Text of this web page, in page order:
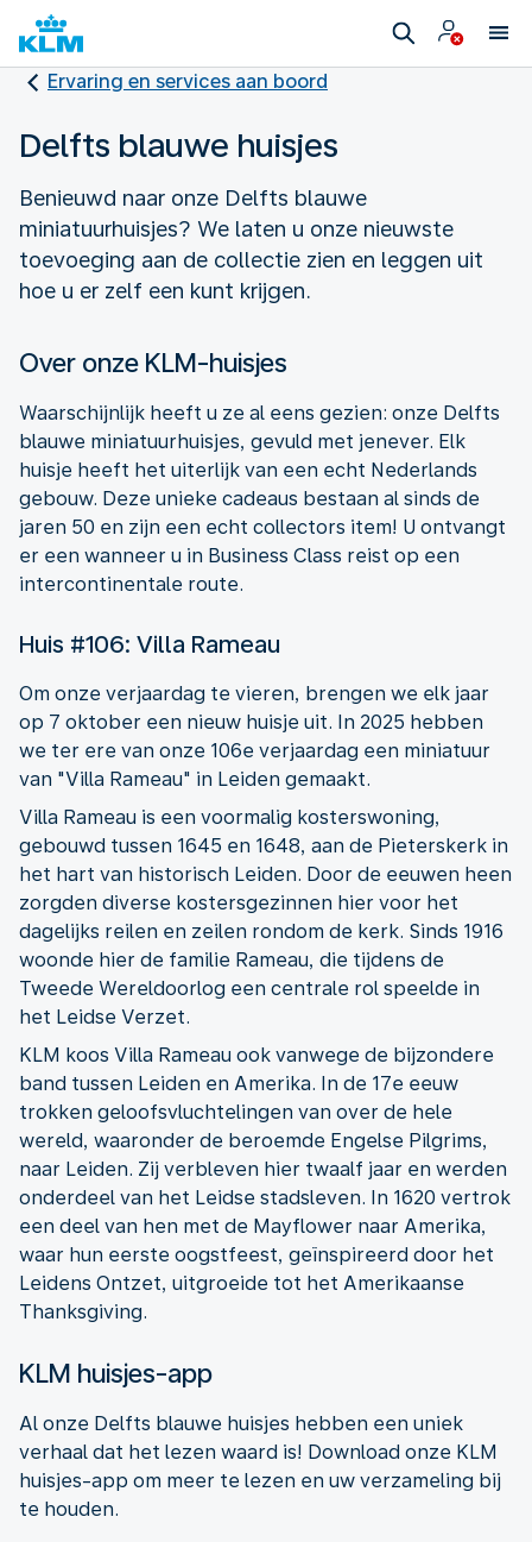
Ervaring en services aan boord
Delfts blauwe huisjes
Benieuwd naar onze Delfts blauwe
miniatuurhuisjes? We laten u onze nieuwste
toevoeging aan de collectie zien en leggen uit
hoe u er zelf een kunt krijgen.
Over onze KLM-huisjes
Waarschijnlijk heeft u ze al eens gezien: onze Delfts
blauwe miniatuurhuisjes, gevuld met jenever. Elk
huisje heeft het uiterlijk van een echt Nederlands
gebouw. Deze unieke cadeaus bestaan al sinds de
jaren 50 en zijn een echt collectors item! U ontvangt
er een wanneer u in Business Class reist op een
intercontinentale route.
Huis #106: Villa Rameau
Om onze verjaardag te vieren, brengen we elk jaar
op 7 oktober een nieuw huisje uit. In 2025 hebben
we ter ere van onze 106e verjaardag een miniatuur
van "Villa Rameau" in Leiden gemaakt.
Villa Rameau is een voormalig kosterswoning,
gebouwd tussen 1645 en 1648, aan de Pieterskerk in
het hart van historisch Leiden. Door de eeuwen heen
zorgden diverse kostersgezinnen hier voor het
dagelijks reilen en zeilen rondom de kerk. Sinds 1916
woonde hier de familie Rameau, die tijdens de
Tweede Wereldoorlog een centrale rol speelde in
het Leidse Verzet.
KLM koos Villa Rameau ook vanwege de bijzondere
band tussen Leiden en Amerika. In de 17e eeuw
trokken geloofsvluchtelingen van over de hele
wereld, waaronder de beroemde Engelse Pilgrims,
naar Leiden. Zij verbleven hier twaalf jaar en werden
onderdeel van het Leidse stadsleven. In 1620 vertrok
een deel van hen met de Mayflower naar Amerika,
waar hun eerste oogstfeest, geïnspireerd door het
Leidens Ontzet, uitgroeide tot het Amerikaanse
Thanksgiving.
KLM huisjes-app
Al onze Delfts blauwe huisjes hebben een uniek
verhaal dat het lezen waard is! Download onze KLM
huisjes-app om meer te lezen en uw verzameling bij
te houden.